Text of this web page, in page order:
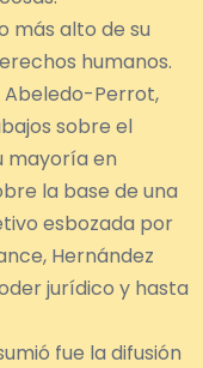
más alto de su
humanos.
Abeledo-Perrot,
sobre el
mayoría en
la base de una
esbozada por
Hernández
jurídico y hasta
fue la difusión